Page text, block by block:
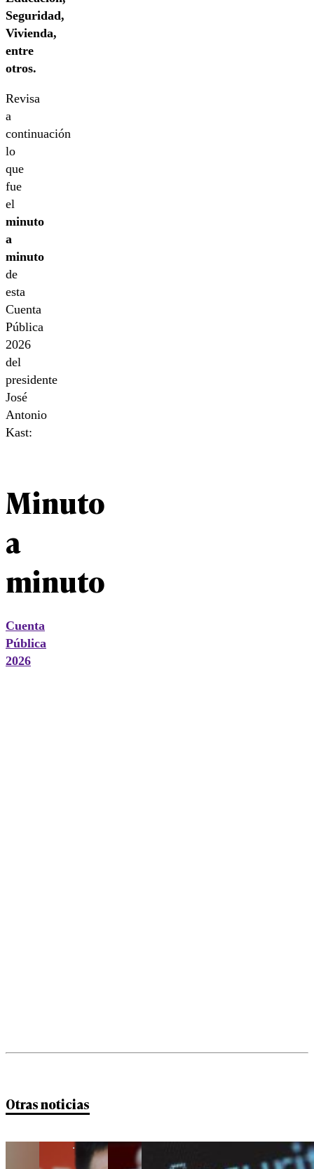
Seguridad,
Vivienda,
entre
otros.
Revisa
a
continuación
lo
que
fue
el
minuto
a
minuto
de
esta
Cuenta
Pública
2026
del
presidente
José
Antonio
Kast:
Minuto
a
minuto
Cuenta
Pública
2026
puedo
Otras noticias